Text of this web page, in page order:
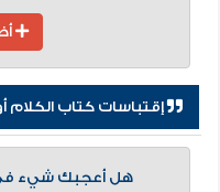
إقتباسات كتاب الكلام
هل أعجبك شيء في